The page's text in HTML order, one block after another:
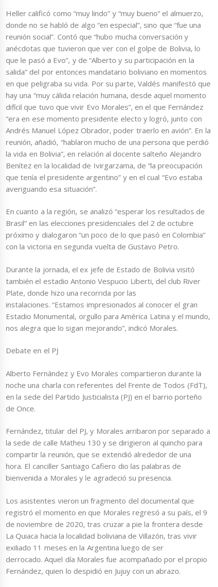
Heller calificó como “muy lindo” y “muy bueno” el almuerzo,
donde no se habló de algo “en especial”, sino que “fue una
reunión social”. Contó que “hubo mucha conversación y
anécdotas que tuvieron que ver con el golpe de Bolivia, lo
que le pasó a Evo”, y de “Alberto y su participación en la
salida” del por entonces mandatario boliviano en momentos
en que peligraba su vida. Por su parte, Valdés manifestó que
hay una “muy cálida relación humana, desde aquel momento
difícil que tuvo que vivir Evo Morales”, en el que Fernández
“era en ese momento presidente electo y logró, junto con
Andrés Manuel López Obrador, poder traerlo en avión”. En la
reunión, añadió, “hablaron mucho de una persona que perdió
la vida en Bolivia”, en relación al docente salteño Alejandro
Benítez en la localidad de Ivirgarzama, de “la preocupación
que tenía el presidente argentino” y en el cual “Evo estaba
averiguando esa situación”.
En cuanto a la región, se analizó “esperar los resultados de
Brasil” en las elecciones presidenciales del 2 de octubre
próximo y dialogaron “un poco de lo que pasó en Colombia”
con la victoria en segunda vuelta de Gustavo Petro.
Durante la jornada, el ex jefe de Estado de Bolivia visitó
también el estadio Antonio Vespucio Liberti, del club River
Plate, donde hizo una recorrida por las
instalaciones. “Estamos impresionados al conocer el gran
Estadio Monumental, orgullo para América Latina y el mundo,
nos alegra que lo sigan mejorando”, indicó Morales.
Debate en el PJ
Alberto Fernández y Evo Morales compartieron durante la
noche una charla con referentes del Frente de Todos (FdT),
en la sede del Partido Justicialista (PJ) en el barrio porteño
de Once.
Fernández, titular del PJ, y Morales arribaron por separado a
la sede de calle Matheu 130 y se dirigieron al quincho para
compartir la reunión, que se extendió alrededor de una
hora. El canciller Santiago Cafiero dio las palabras de
bienvenida a Morales y le agradeció su presencia.
Los asistentes vieron un fragmento del documental que
registró el momento en que Morales regresó a su país, el 9
de noviembre de 2020, tras cruzar a pie la frontera desde
La Quiaca hacia la localidad boliviana de Villazón, tras vivir
exiliado 11 meses en la Argentina luego de ser
derrocado. Aquel día Morales fue acompañado por el propio
Fernández, quien lo despidió en Jujuy con un abrazo.